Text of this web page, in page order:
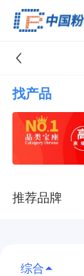
找产品
推荐品牌
综合